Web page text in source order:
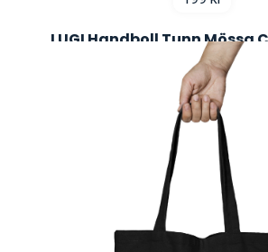
LUGI Handboll Tunn Mössa